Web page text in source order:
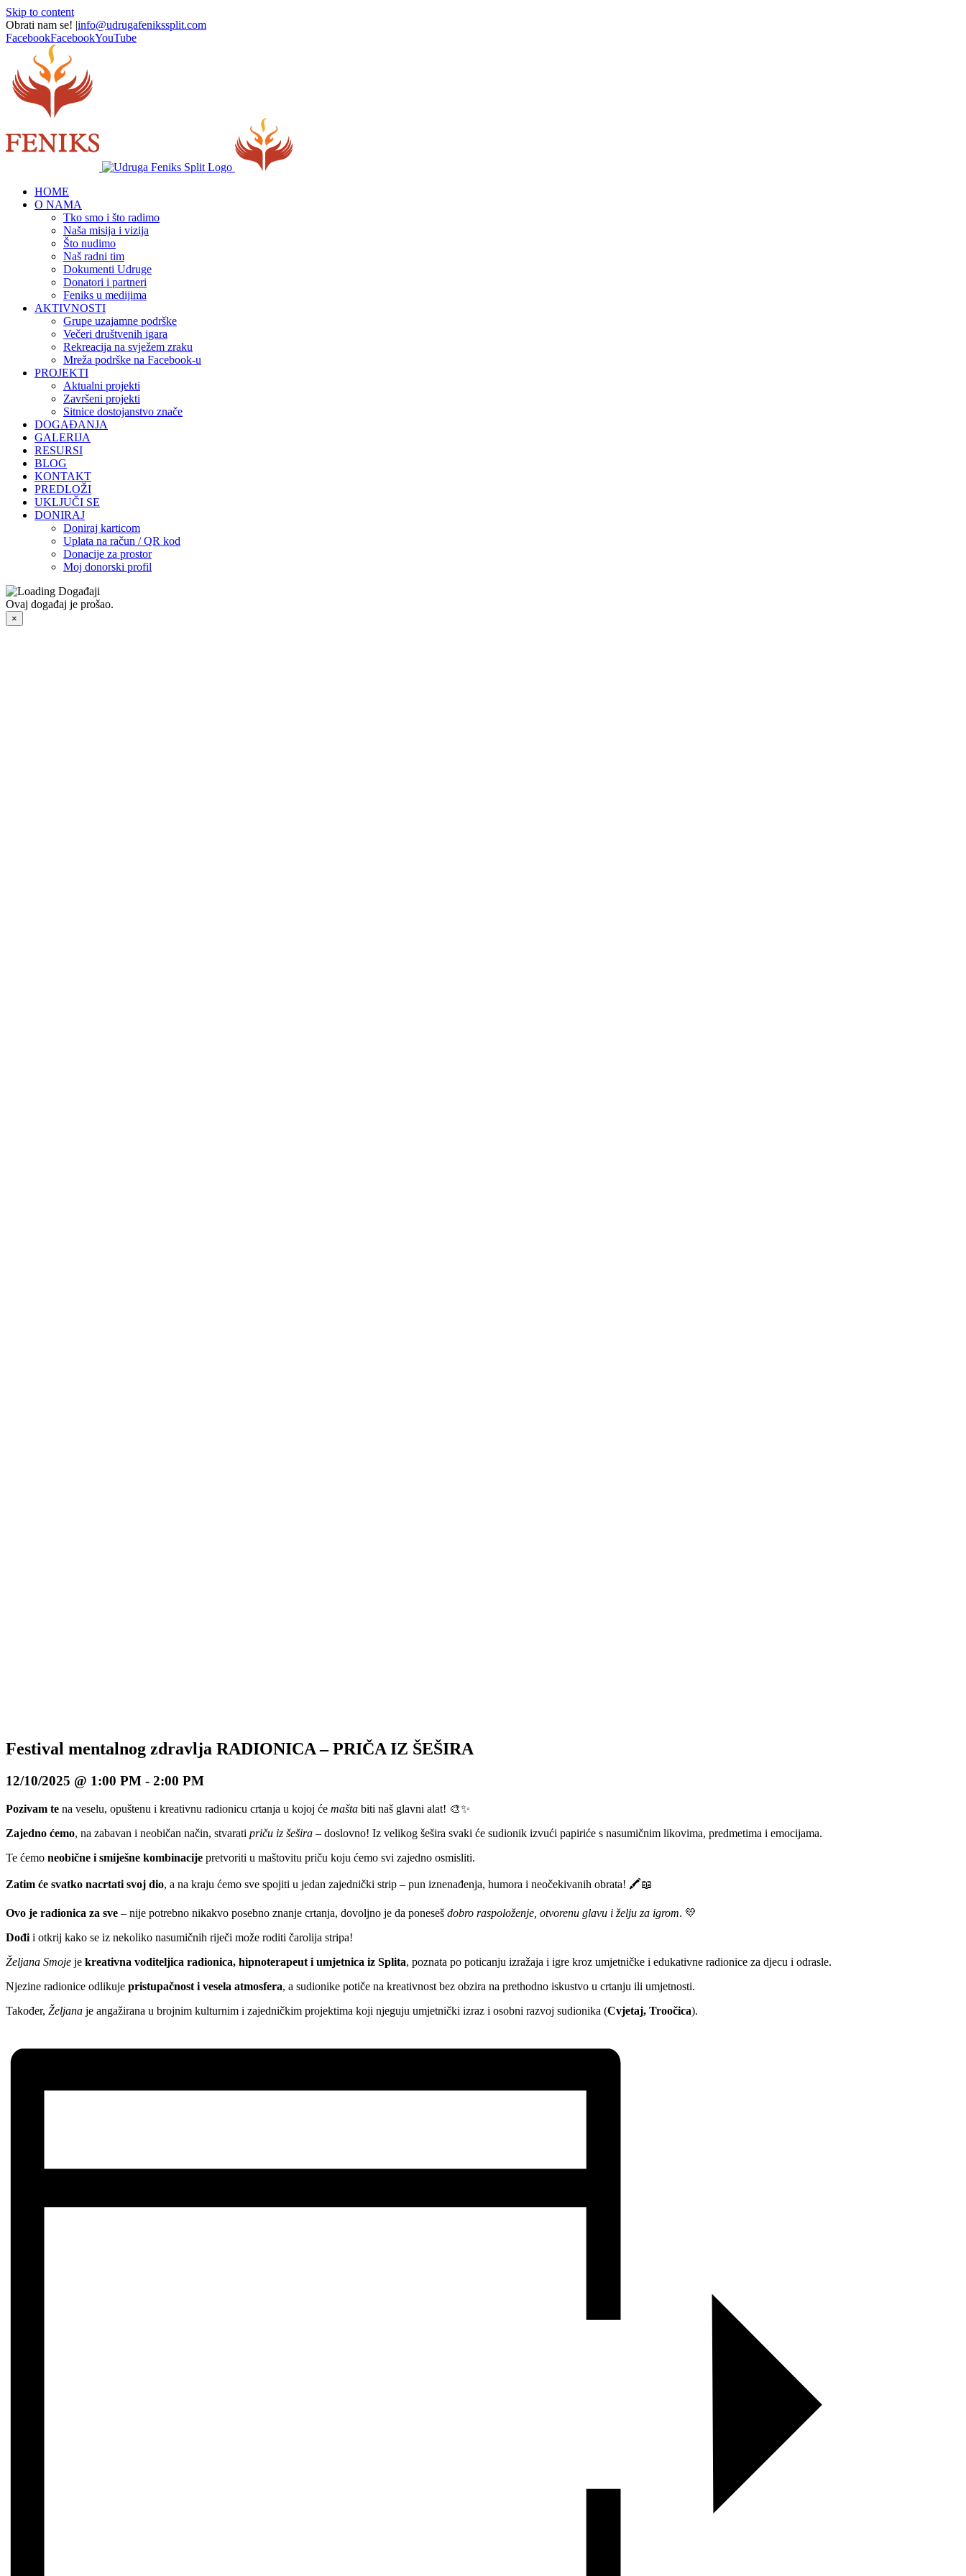
Skip to content
Obrati nam se! |info@udrugafenikssplit.com
FacebookFacebookYouTube
HOME
O NAMA
Tko smo i što radimo
Naša misija i vizija
Što nudimo
Naš radni tim
Dokumenti Udruge
Donatori i partneri
Feniks u medijima
AKTIVNOSTI
Grupe uzajamne podrške
Večeri društvenih igara
Rekreacija na svježem zraku
Mreža podrške na Facebook-u
PROJEKTI
Aktualni projekti
Završeni projekti
Sitnice dostojanstvo znače
DOGAĐANJA
GALERIJA
RESURSI
BLOG
KONTAKT
PREDLOŽI
UKLJUČI SE
DONIRAJ
Doniraj karticom
Uplata na račun / QR kod
Donacije za prostor
Moj donorski profil
Ovaj događaj je prošao.
×
Festival mentalnog zdravlja RADIONICA – PRIČA IZ ŠEŠIRA
12/10/2025 @ 1:00 PM - 2:00 PM
Pozivam te na veselu, opuštenu i kreativnu radionicu crtanja u kojoj će mašta biti naš glavni alat! 🎨✨
Zajedno ćemo, na zabavan i neobičan način, stvarati priču iz šešira – doslovno! Iz velikog šešira svaki će sudionik izvući papiriće s nasumičnim likovima, predmetima i emocijama.
Te ćemo neobične i smiješne kombinacije pretvoriti u maštovitu priču koju ćemo svi zajedno osmisliti.
Zatim će svatko nacrtati svoj dio, a na kraju ćemo sve spojiti u jedan zajednički strip – pun iznenađenja, humora i neočekivanih obrata! 🖍️📖
Ovo je radionica za sve – nije potrebno nikakvo posebno znanje crtanja, dovoljno je da poneseš dobro raspoloženje, otvorenu glavu i želju za igrom. 💛
Dođi i otkrij kako se iz nekoliko nasumičnih riječi može roditi čarolija stripa!
Željana Smoje je kreativna voditeljica radionica, hipnoterapeut i umjetnica iz Splita, poznata po poticanju izražaja i igre kroz umjetničke i edukativne radionice za djecu i odrasle.
Njezine radionice odlikuje pristupačnost i vesela atmosfera, a sudionike potiče na kreativnost bez obzira na prethodno iskustvo u crtanju ili umjetnosti.
Također, Željana je angažirana u brojnim kulturnim i zajedničkim projektima koji njeguju umjetnički izraz i osobni razvoj sudionika (Cvjetaj, Troočica).